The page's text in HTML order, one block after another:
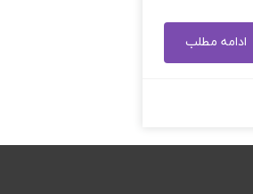
ادامه مطلب